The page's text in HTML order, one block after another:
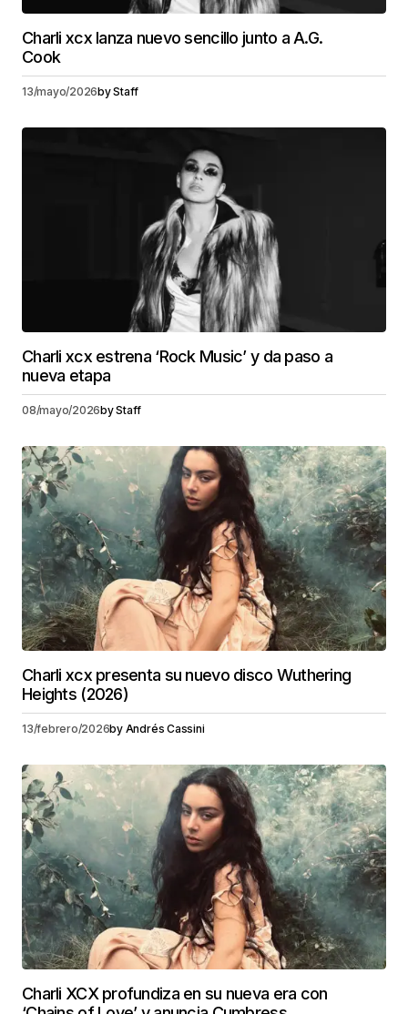
Charli xcx lanza nuevo sencillo junto a A.G.
Cook
13/mayo/2026byStaff
Charli xcx estrena ‘Rock Music’ y da paso a
nueva etapa
08/mayo/2026byStaff
Charli xcx presenta su nuevo disco Wuthering
Heights (2026)
13/febrero/2026by Andrés Cassini
Charli XCX profundiza en su nueva era con